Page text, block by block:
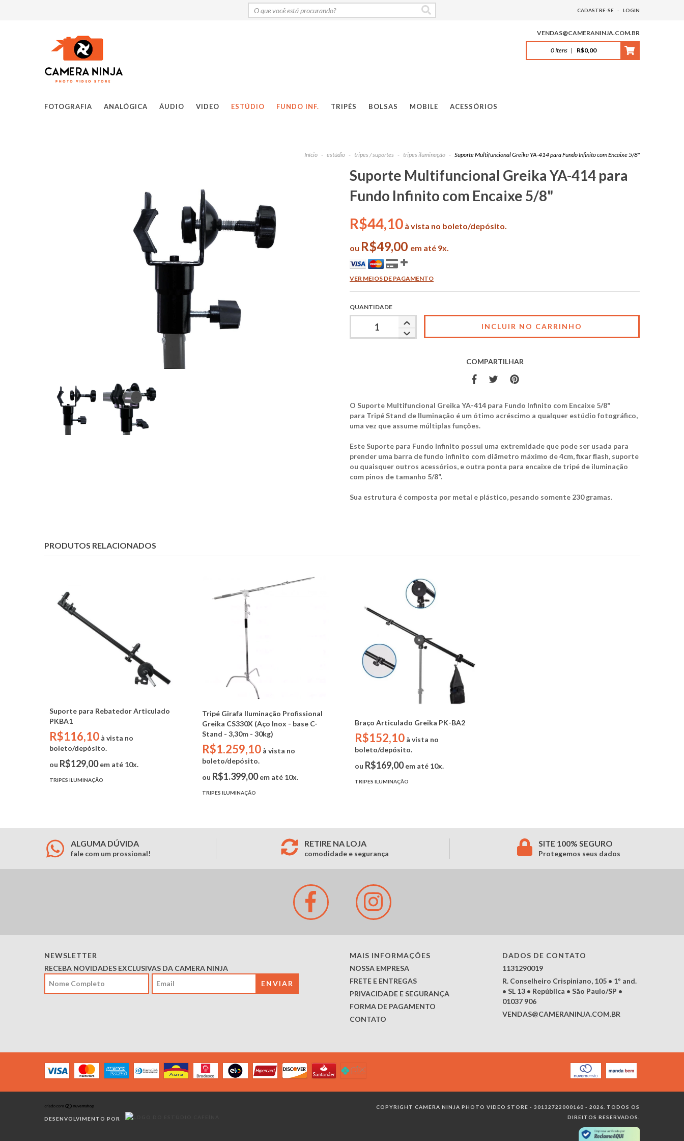
CADASTRE-SE - LOGIN
VENDAS@CAMERANINJA.COM.BR
0Itens | R$0,00
FOTOGRAFIA ANALÓGICA ÁUDIO VIDEO ESTÚDIO FUNDO INF. TRIPÉS BOLSAS MOBILE ACESSÓRIOS
Início - estúdio - tripes / suportes - tripes iluminação - Suporte Multifuncional Greika YA-414 para Fundo Infinito com Encaixe 5/8"
Suporte Multifuncional Greika YA-414 para
Fundo Infinito com Encaixe 5/8"
R$44,10 à vista no boleto/depósito.
ou R$49,00 em até 9x.
VER MEIOS DE PAGAMENTO
QUANTIDADE
COMPARTILHAR
O Suporte Multifuncional Greika YA-414 para Fundo Infinito com Encaixe 5/8"
para Tripé Stand de Iluminação é um ótimo acréscimo a qualquer estúdio fotográfico,
uma vez que assume múltiplas funções.
EsteSuporte para Fundo Infinito possui uma extremidade que pode ser usada para
prender uma barra de fundo infinito com diâmetro máximo de 4cm, fixar flash, suporte
ou quaisquer outros acessórios, e outra ponta para encaixe de tripé de iluminação
com pinos de tamanho 5/8”.
Sua estrutura é composta por metal e plástico, pesando somente 230 gramas.
PRODUTOS RELACIONADOS
Suporte para Rebatedor Articulado
PKBA1
R$116,10 à vista no
boleto/depósito.
ou R$129,00em até 10x.
TRIPES ILUMINAÇÃO
Tripé Girafa Iluminação Profissional
Greika CS330X (Aço Inox - base C-
Stand - 3,30m - 30kg)
R$1.259,10 à vista no
boleto/depósito.
ou R$1.399,00em até 10x.
TRIPES ILUMINAÇÃO
Braço Articulado Greika PK-BA2
R$152,10 à vista no
boleto/depósito.
ou R$169,00em até 10x.
TRIPES ILUMINAÇÃO
ALGUMA DÚVIDA
fale com um prossional!
RETIRE NA LOJA
comodidade e segurança
SITE 100% SEGURO
Protegemos seus dados
NEWSLETTER
RECEBA NOVIDADES EXCLUSIVAS DA CAMERA NINJA
MAIS INFORMAÇÕES
NOSSA EMPRESA
FRETE E ENTREGAS
PRIVACIDADE E SEGURANÇA
FORMA DE PAGAMENTO
CONTATO
DADOS DE CONTATO
1131290019
R. Conselheiro Crispiniano, 105 • 1º and.
• SL 13 • República • São Paulo/SP •
01037 906
VENDAS@CAMERANINJA.COM.BR
DESENVOLVIMENTO POR
COPYRIGHT CAMERA NINJA PHOTO VIDEO STORE - 30132722000160 - 2026. TODOS OS
DIREITOS RESERVADOS.